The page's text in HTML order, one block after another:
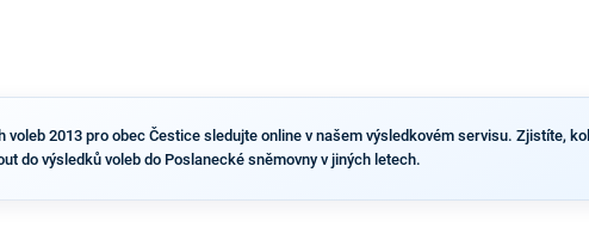
voleb 2013 pro obec Čestice sledujte online v našem výsledkovém servisu. Zjistíte,
do výsledků voleb do Poslanecké sněmovny v jiných letech.